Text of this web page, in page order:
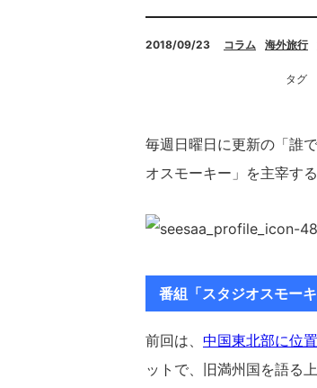
2018/09/23 コラム 海外旅行
タグ
毎週日曜日に更新の「誰
オスモーキー」を主宰す
番組「スタジオスモー
前回は、 中国東北部に位
ットで、旧満州国を語る